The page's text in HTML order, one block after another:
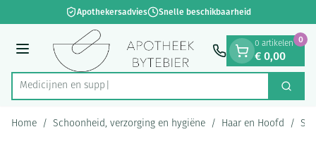
Ga naar de inhoudApothekersadvies Snelle beschikbaarheid
Menu
Product, merk, categorie...
Medi Zoek
0 artikelen
€ 0,00
0
Home / Schoonheid, verzorging en hygiëne / Haar en Hoofd /